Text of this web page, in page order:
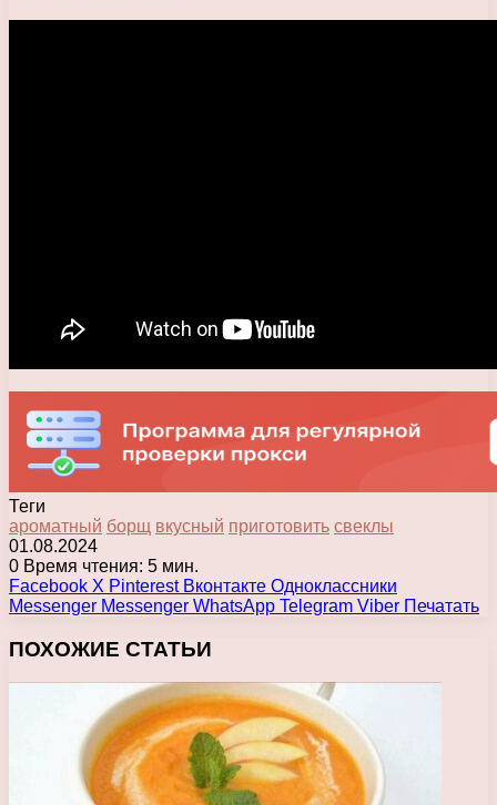
Теги
ароматный борщ вкусный приготовить свеклы
01.08.2024
0 Время чтения: 5 мин.
Facebook X Pinterest Вконтакте Одноклассники
Messenger Messenger WhatsApp Telegram Viber Печатать
ПОХОЖИЕ СТАТЬИ